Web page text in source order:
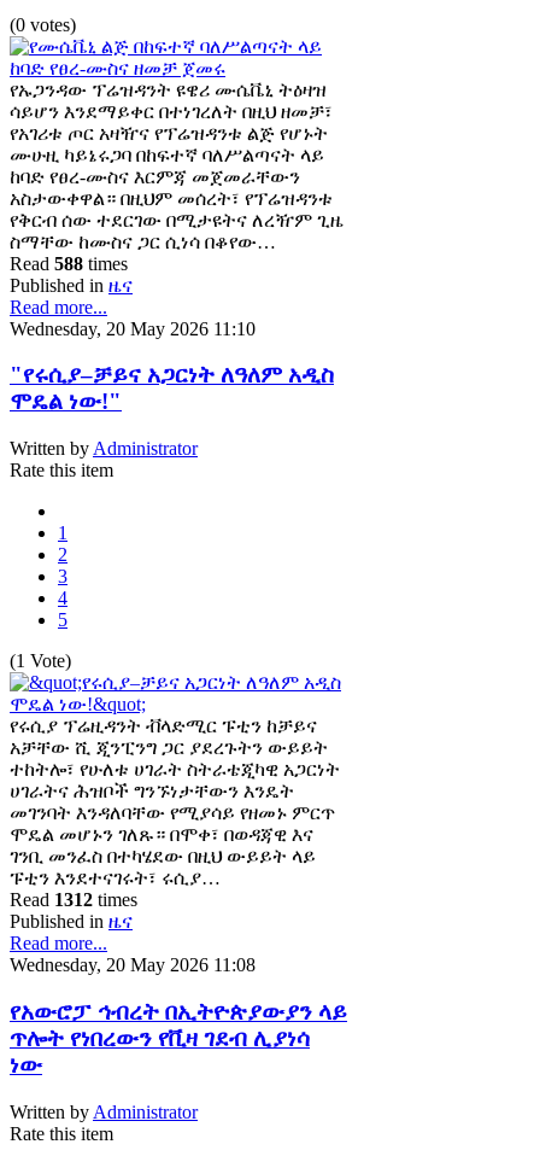
(0 votes)
የኡጋንዳው ፕሬዝዳንት ዩዌሪ ሙሴቬኒ ትዕዛዝ
ሳይሆን እንደማይቀር በተነገረለት በዚህ ዘመቻ፣
የአገሪቱ ጦር አዛዥና የፕሬዝዳንቱ ልጅ የሆኑት
ሙሁዚ ካይኔሩጋባ በከፍተኛ ባለሥልጣናት ላይ
ከባድ የፀረ-ሙስና እርምጃ መጀመራቸውን
አስታውቀዋል። በዚህም መሰረት፣ የፕሬዝዳንቱ
የቅርብ ሰው ተደርገው በሚታዩትና ለረዥም ጊዜ
ስማቸው ከሙስና ጋር ሲነሳ በቆየው…
Read 588 times
Published in ዜና
Read more...
Wednesday, 20 May 2026 11:10
"የሩሲያ–ቻይና አጋርነት ለዓለም አዲስ
ሞዴል ነው!"
Written by Administrator
Rate this item
1
2
3
4
5
(1 Vote)
የሩሲያ ፕሬዚዳንት ቭላድሚር ፑቲን ከቻይና
አቻቸው ሺ ጂንፒንግ ጋር ያደረጉትን ውይይት
ተከትሎ፣ የሁለቱ ሀገራት ስትራቴጂካዊ አጋርነት
ሀገራትና ሕዝቦች ግንኙነታቸውን እንዴት
መገንባት እንዳለባቸው የሚያሳይ የዘመኑ ምርጥ
ሞዴል መሆኑን ገለጹ። በሞቀ፣ በወዳጃዊ እና
ገንቢ መንፈስ በተካሄደው በዚህ ውይይት ላይ
ፑቲን እንደተናገሩት፣ ሩሲያ…
Read 1312 times
Published in ዜና
Read more...
Wednesday, 20 May 2026 11:08
የአውሮፓ ኅብረት በኢትዮጵያውያን ላይ
ጥሎት የነበረውን የቪዛ ገደብ ሊያነሳ
ነው
Written by Administrator
Rate this item